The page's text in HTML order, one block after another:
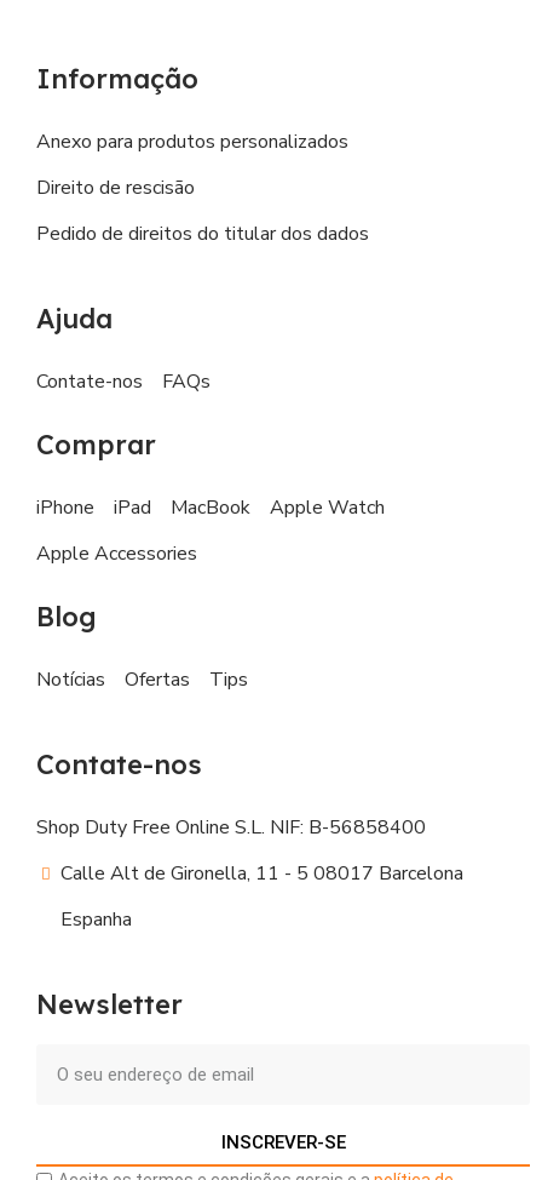
Informação
Anexo para produtos personalizados
Direito de rescisão
Pedido de direitos do titular dos dados
Ajuda
Contate-nos FAQs
Comprar
iPhone iPad MacBook
Apple Watch
Apple Accessories
Blog
Notícias Ofertas Tips
Contate-nos
Shop Duty Free Online S.L. NIF: B-56858400
Calle Alt de Gironella, 11 - 5 08017 Barcelona
Espanha
Newsletter
INSCREVER-SE